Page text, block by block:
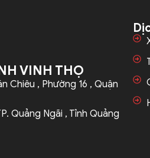
VINH THỌ
Chiêu , Phường 16 , Quận
Quảng Ngãi , Tỉnh Quảng